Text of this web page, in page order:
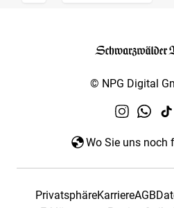
© NPG Digital
Wo Sie uns noch
PrivatsphäreKarriereAGB